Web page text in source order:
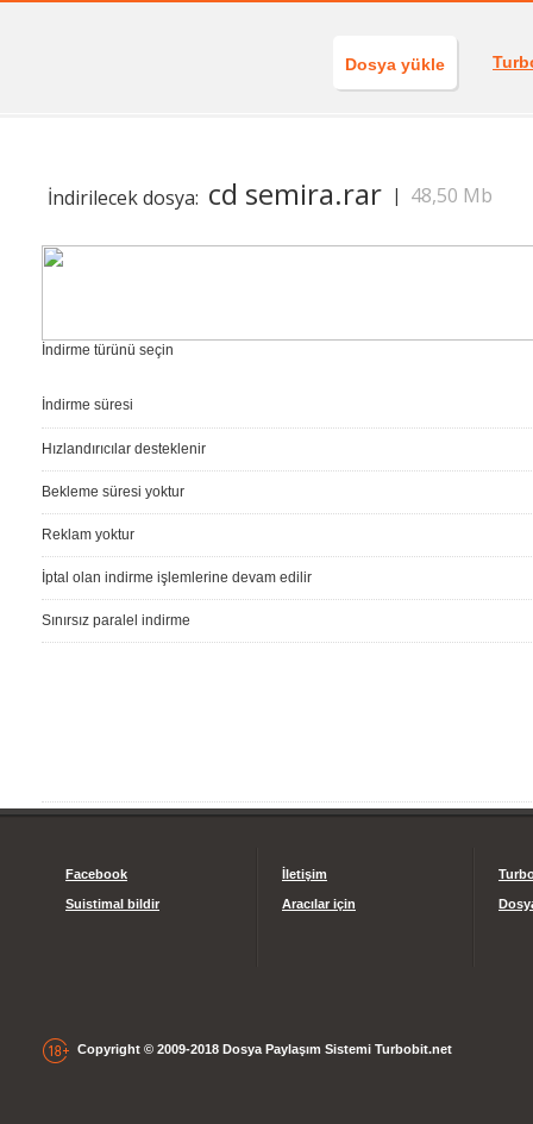
Dosya yükle
İndirilecek dosya: cd semira.rar | 48,50 Mb
İndirme türünü seçin
İndirme süresi
Hızlandırıcılar desteklenir
Bekleme süresi yoktur
Reklam yoktur
İptal olan indirme işlemlerine devam edilir
Sınırsız paralel indirme
Facebook
Suistimal bildir
İletişim
Aracılar için
Copyright © 2009-2018 Dosya Paylaşım Sistemi Turbobit.net